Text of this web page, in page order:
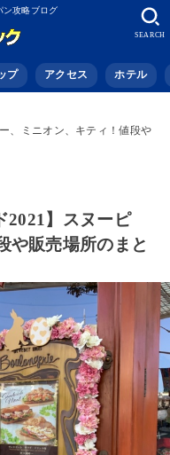
ン攻略ブログ
プ アクセス ホテル
SEARCH
、ミニオン、キティ！値段や
2021】スヌーピ
や販売場所のまと